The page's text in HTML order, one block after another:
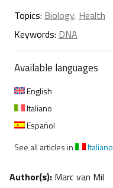
Topics: Biology, Health
Keywords: DNA
Available languages
English
Italiano
Español
See all articles in
Italiano
Author(s): Marc van Mil